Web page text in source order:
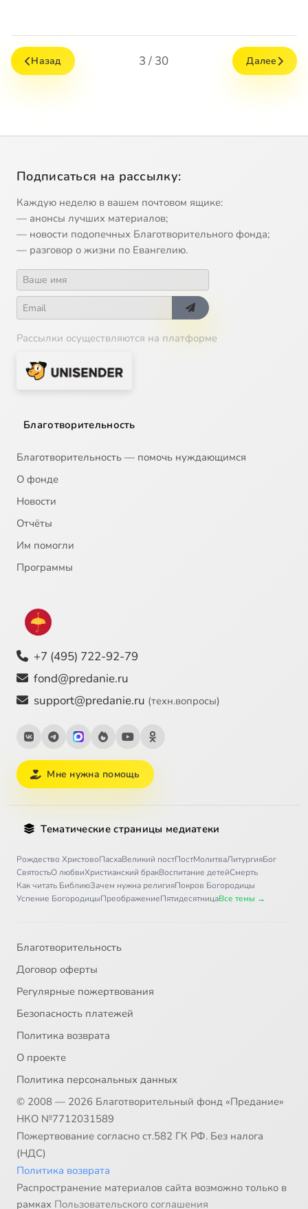
Назад 3 / 30 Далее
Подписаться на рассылку:
Каждую неделю в вашем почтовом ящике:
— анонсы лучших материалов;
— новости подопечных Благотворительного фонда;
— разговор о жизни по Евангелию.
Рассылки осуществляются на платформе
Благотворительность
Благотворительность — помочь нуждающимся
О фонде
Новости
Отчёты
Им помогли
Программы
+7 (495) 722-92-79
fond@predanie.ru
support@predanie.ru (техн.вопросы)
Мне нужна помощь
Тематические страницы медиатеки
Рождество ХристовоПасхаВеликий постПостМолитваЛитургияБог
СвятостьО любвиХристианский бракВоспитание детейСмерть
Как читать БиблиюЗачем нужна религияПокров Богородицы
Успение БогородицыПреображениеПятидесятницаВсе темы →
Благотворительность
Договор оферты
Регулярные пожертвования
Безопасность платежей
Политика возврата
О проекте
Политика персональных данных
© 2008 — 2026 Благотворительный фонд «Предание»
НКО №7712031589
Пожертвование согласно ст.582 ГК РФ. Без налога
(НДС)
Политика возврата
Распространение материалов сайта возможно только в
рамках Пользовательского соглашения